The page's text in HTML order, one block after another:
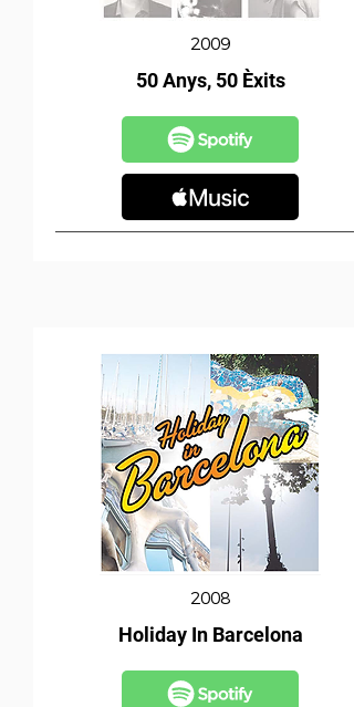
2009
50 Anys, 50 Èxits
2008
Holiday In Barcelona